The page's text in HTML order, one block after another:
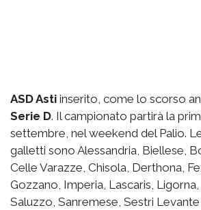
ASD Asti inserito, come lo scorso
Serie D. Il campionato partirà la
settembre, nel weekend del Palio.
galletti sono Alessandria, Biellese,
Celle Varazze, Chisola, Derthona,
Gozzano, Imperia, Lascaris,
Saluzzo, Sanremese, Sestri